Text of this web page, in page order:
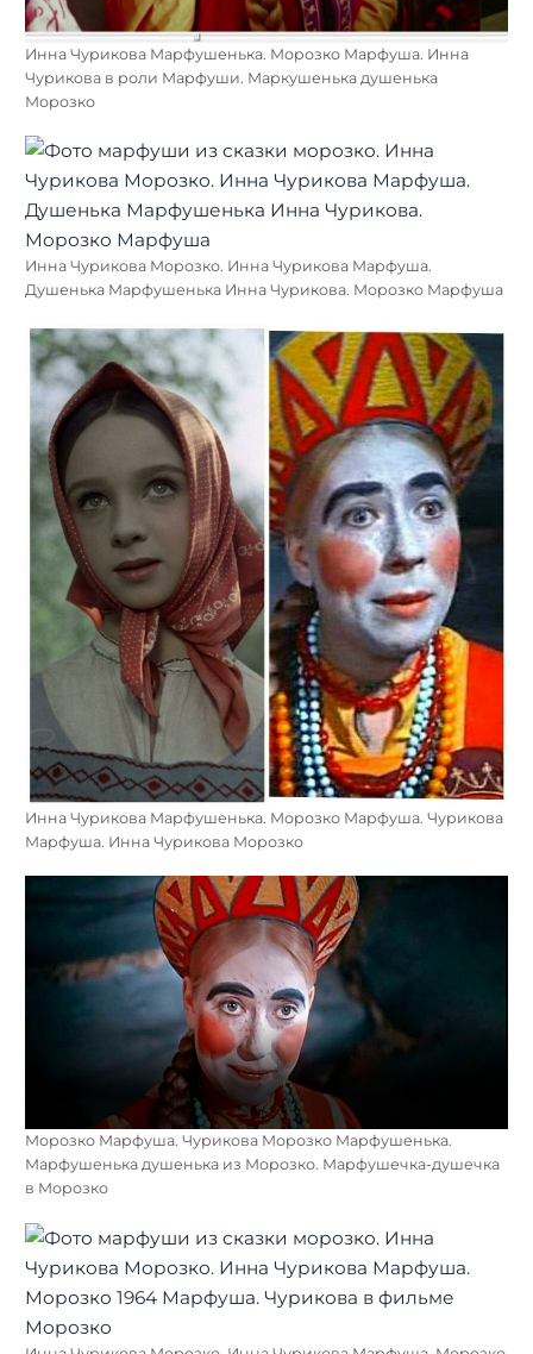
Инна Чурикова Марфушенька. Морозко Марфуша. Инна
Чурикова в роли Марфуши. Маркушенька душенька
Морозко
Инна Чурикова Морозко. Инна Чурикова Марфуша.
Душенька Марфушенька Инна Чурикова. Морозко Марфуша
Инна Чурикова Марфушенька. Морозко Марфуша. Чурикова
Марфуша. Инна Чурикова Морозко
Морозко Марфуша. Чурикова Морозко Марфушенька.
Марфушенька душенька из Морозко. Марфушечка-душечка
в Морозко